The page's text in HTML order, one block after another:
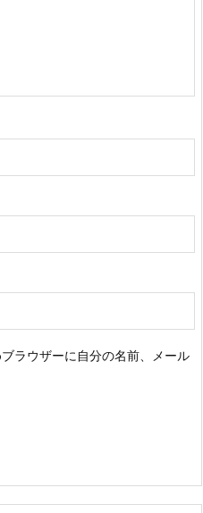
ラウザーに自分の名前、メール